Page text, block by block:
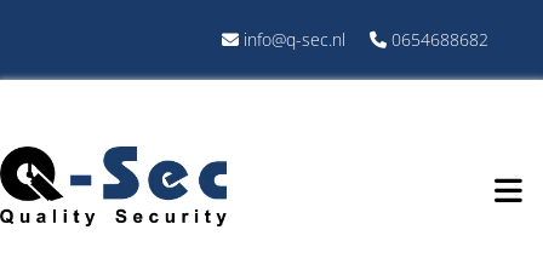
 info@q-sec.nl  0654688682